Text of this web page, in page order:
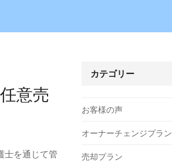
意売
士を通じて管
カテゴリー
お客様の声
オーナーチェンジプラン
売却プラン